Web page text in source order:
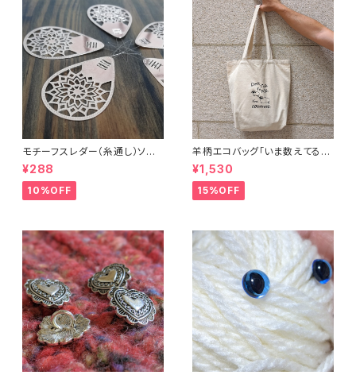
モチーフスレダー（糸通し）ソー
イング小物
¥288
10%OFF
羊柄エコバッグ「いま数えてるか
ら話しかけないで」キャンバスト
ートバッグ
¥1,530
15%OFF